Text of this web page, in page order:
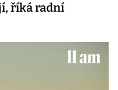
říká radní